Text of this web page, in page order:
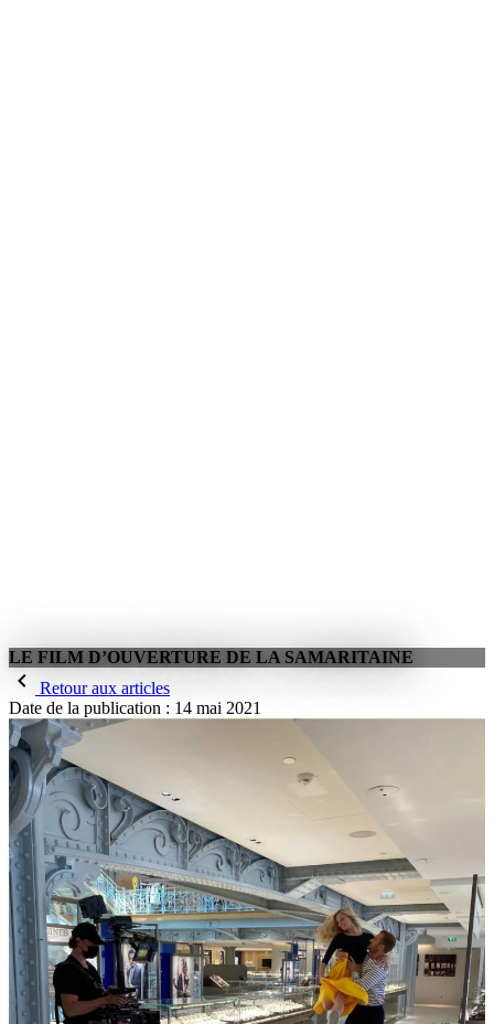
LE FILM D’OUVERTURE DE LA SAMARITAINE
Retour aux articles
Date de la publication : 14 mai 2021